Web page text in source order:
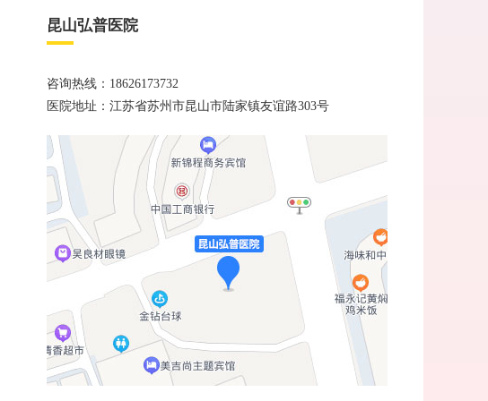
昆山弘普医院
咨询热线：18626173732
医院地址：江苏省苏州市昆山市陆家镇友谊路303号